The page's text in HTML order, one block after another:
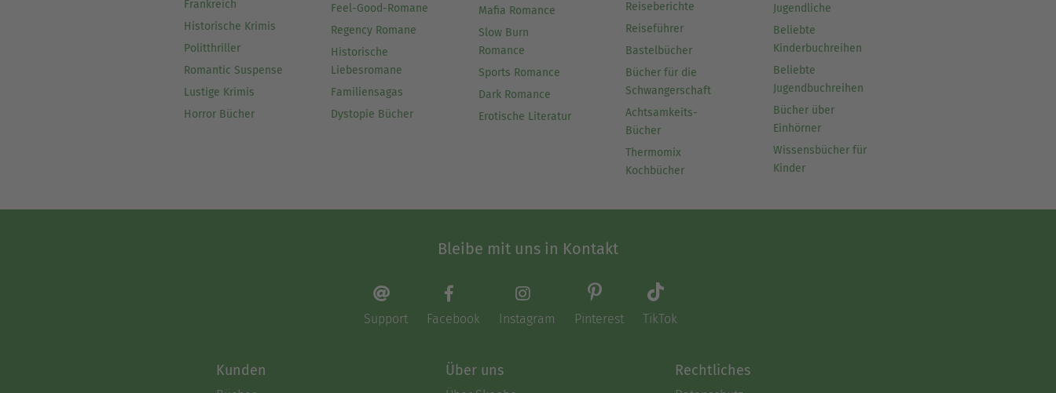
Frankreich
Historische Krimis
Politthriller
Romantic Suspense
Lustige Krimis
Horror Bücher
Feel-Good-Romane
Regency Romane
Historische
Liebesromane
Familiensagas
Dystopie Bücher
Mafia Romance
Slow Burn
Romance
Sports Romance
Dark Romance
Erotische Literatur
Reiseberichte
Reiseführer
Bastelbücher
Bücher für die
Schwangerschaft
Achtsamkeits-
Bücher
Thermomix
Kochbücher
Jugendliche
Beliebte
Kinderbuchreihen
Beliebte
Jugendbuchreihen
Bücher über
Einhörner
Wissensbücher für
Kinder
Bleibe mit uns in Kontakt
Support Facebook Instagram Pinterest TikTok
Kunden Über uns Rechtliches